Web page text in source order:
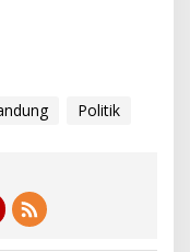
Politik